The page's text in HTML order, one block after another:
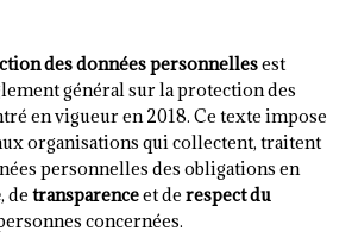
des données personnellesest
général sur la protection des
en vigueur en 2018. Ce texte impose
organisations qui collectent, traitent
personnelles des obligations en
, de transparenceet de respect du
concernées.